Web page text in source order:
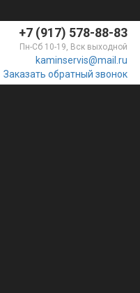
+7 (917) 578-88-83
Пн-Сб 10-19, Вск выходной
kaminservis@mail.ru
Заказать обратный звонок